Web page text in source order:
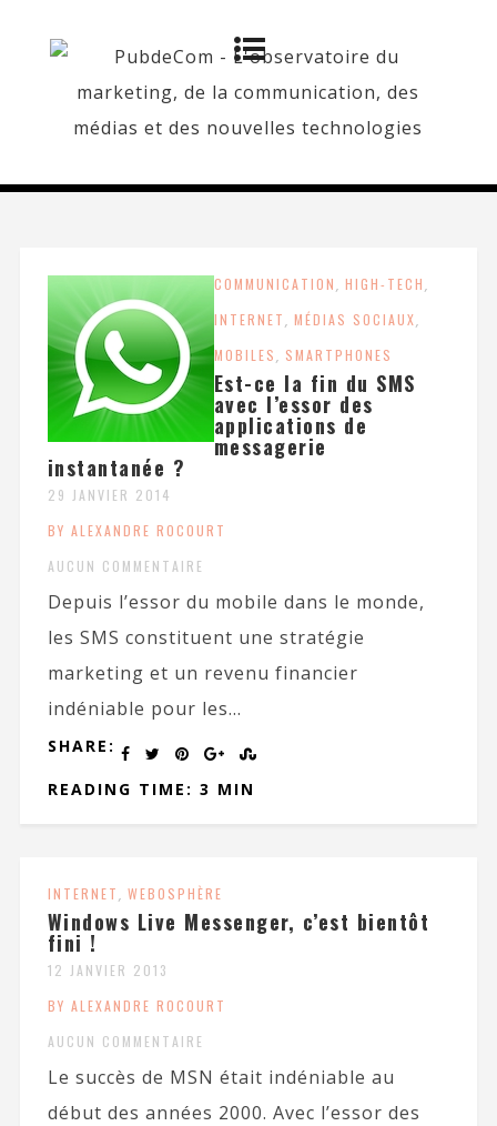
COMMUNICATION, HIGH-TECH,
INTERNET, MÉDIAS SOCIAUX,
MOBILES, SMARTPHONES
Est-ce la fin du SMS
avec l’essor des
applications de
messagerie
instantanée ?
29 JANVIER 2014
BY ALEXANDRE ROCOURT
AUCUN COMMENTAIRE
Depuis l’essor du mobile dans le monde,
les SMS constituent une stratégie
marketing et un revenu financier
indéniable pour les...
SHARE:
READING TIME: 3 MIN
INTERNET, WEBOSPHÈRE
Windows Live Messenger, c’est bientôt
fini !
12 JANVIER 2013
BY ALEXANDRE ROCOURT
AUCUN COMMENTAIRE
Le succès de MSN était indéniable au
début des années 2000. Avec l’essor des